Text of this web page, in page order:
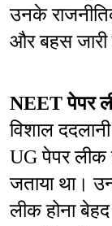
उनके
और बहस जारी
NEET पेपर
विशाल
UG पेपर लीक
जताया था।
लीक होना